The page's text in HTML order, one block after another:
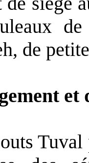
de
et